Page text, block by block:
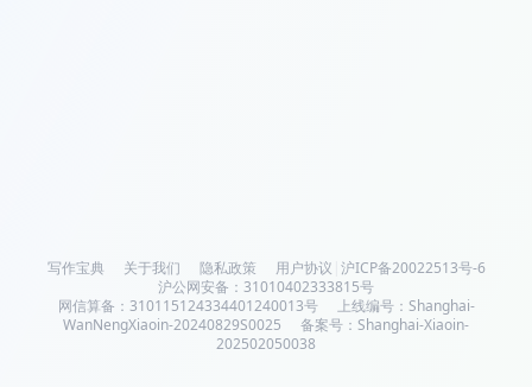
写作宝典 关于我们 隐私政策 用户协议 沪ICP备20022513号-6
沪公网安备：31010402333815号
网信算备：310115124334401240013号
上线编号：Shanghai-
WanNengXiaoin-20240829S0025
备案号：Shanghai-Xiaoin-
202502050038